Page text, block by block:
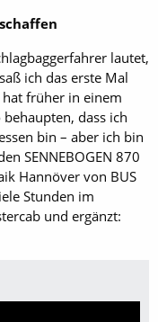
lautet,
ich das erste Mal
früher in einem
dass ich
bin – aber ich bin
SENNEBOGEN 870
Hannöver von BUS
Stunden im
und ergänzt: